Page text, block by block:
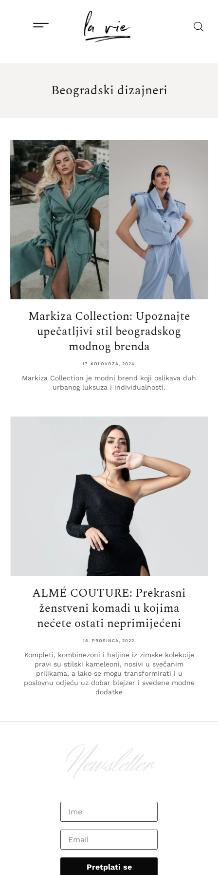
Beogradski dizajneri
Markiza Collection: Upoznajte
upečatljivi stil beogradskog
modnog brenda
17. KOLOVOZA, 2024.
Markiza Collection je modni brend koji oslikava duh
urbanog luksuza i individualnosti.
ALMÉ COUTURE: Prekrasni
ženstveni komadi u kojima
nećete ostati neprimijećeni
18. PROSINCA, 2022.
Kompleti, kombinezoni i haljine iz zimske kolekcije
pravi su stilski kameleoni, nosivi u svečanim
prilikama, a lako se mogu transformirati i u
poslovnu odjeću uz dobar blejzer i svedene modne
dodatke
Newsletter